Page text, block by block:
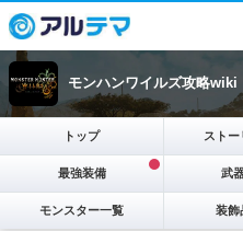
モンハンワイルズ攻略wiki
トップ ストー
最強装備 武
モンスター一覧 装飾